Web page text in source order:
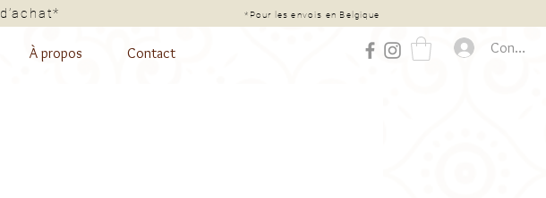
50€ d’achat* *Pour les envois en Belgique
À propos Contact